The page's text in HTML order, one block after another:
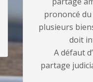
prononcé du
plusieurs
doit
A défaut
partage